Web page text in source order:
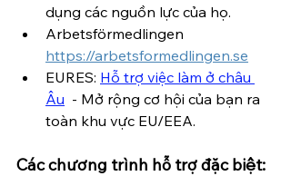
dụng các nguồn lực của họ.
Arbetsförmedlingen
https://arbetsformedlingen.se
EURES: Hỗ trợ việc làm ở châu
Âu
  - Mở rộng cơ hội của bạn ra
toàn khu vực EU/EEA.
Các chương trình hỗ trợ đặc biệt: